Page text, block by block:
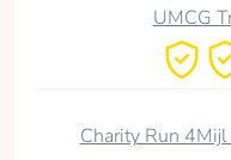
UMCG
Charity Run